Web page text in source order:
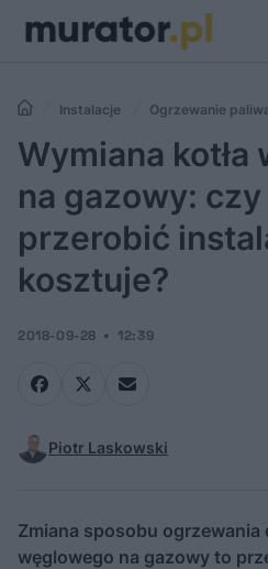
Instalacje Ogrzewanie
węglowego na gazowy: czy trzeba
kosztuje?
Wymiana
na gazowy:
przerobić
kosztuje?
2018-09-28 12:39
Piotr Laskowski
Zmiana sposobu ogrzewania
węglowego na gazowy to